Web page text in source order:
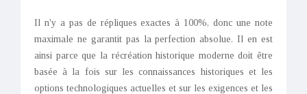
Il n'y a pas de répliques exactes à 100%, donc une note
maximale ne garantit pas la perfection absolue. Il en est
ainsi parce que la récréation historique moderne doit être
basée à la fois sur les connaissances historiques et les
options technologiques actuelles et sur les exigences et les